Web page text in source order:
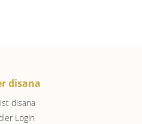
disana
disana
Login